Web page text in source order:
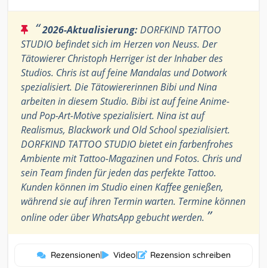
“2026-Aktualisierung:DORFKIND TATTOO
STUDIO befindet sich im Herzen von Neuss. Der
Tätowierer Christoph Herriger ist der Inhaber des
Studios. Chris ist auf feine Mandalas und Dotwork
spezialisiert. Die Tätowiererinnen Bibi und Nina
arbeiten in diesem Studio. Bibi ist auf feine Anime-
und Pop-Art-Motive spezialisiert. Nina ist auf
Realismus, Blackwork und Old School spezialisiert.
DORFKIND TATTOO STUDIO bietet ein farbenfrohes
Ambiente mit Tattoo-Magazinen und Fotos. Chris und
sein Team finden für jeden das perfekte Tattoo.
Kunden können im Studio einen Kaffee genießen,
während sie auf ihren Termin warten. Termine können
online oder über WhatsApp gebucht werden. ”
Rezensionen| Video| Rezension schreiben